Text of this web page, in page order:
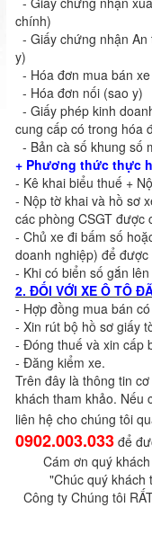
chính)
- Giấy chứng nhận
y)
- Hóa đơn mua bán
- Hóa đơn nối (sao y)
- Giấy phép kinh
cung cấp có trong hóa
- Bản cà số khung số
+ Phương thức thực
- Kê khai biểu thuế +
- Nộp tờ khai và hồ sơ
các phòng CSGT được
- Chủ xe đi bấm số
doanh nghiệp) để được
- Khi có biển số gắn
2. ĐỐI VỚI XE Ô TÔ
- Hợp đồng mua bán
- Xin rút bộ hồ sơ giấy
- Đóng thuế và xin cấp
- Đăng kiểm xe.
Trên đây là thông tin
khách tham khảo. Nếu
liên hệ cho chúng tôi
0902.003.033để
Cám ơn quý
"Chúc quý
Công ty Chúng tôi